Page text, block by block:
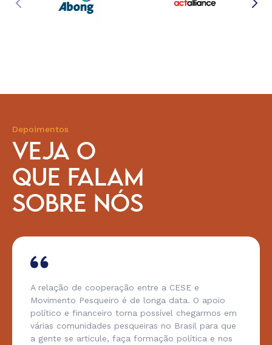
Depoimentos
VEJA O
QUE FALAM
SOBRE NÓS
A relação de cooperação entre a CESE e
Movimento Pesqueiro é de longa data. O apoio
político e financeiro torna possível chegarmos em
várias comunidades pesqueiras no Brasil para que
a gente se articule, faça formação política e nos